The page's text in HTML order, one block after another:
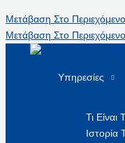
Μετάβαση Στο Περιεχόμενο
Μετάβαση Στο Περιεχόμενο
Υπηρεσίες
Τι
Ιστορία